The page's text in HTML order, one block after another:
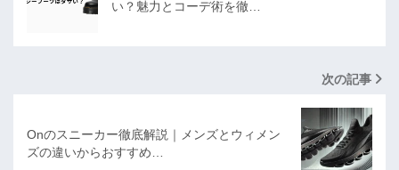
い？魅力とコーデ術を徹…
次の記事
Onのスニーカー徹底解説｜メンズとウィメン
ズの違いからおすすめ…